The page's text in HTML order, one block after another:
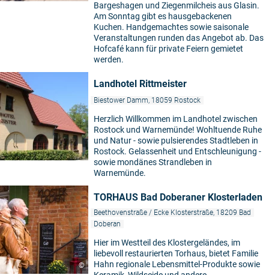
Bargeshagen und Ziegenmilcheis aus Glasin.
Am Sonntag gibt es hausgebackenen
Kuchen. Handgemachtes sowie saisonale
Veranstaltungen runden das Angebot ab. Das
Hofcafé kann für private Feiern gemietet
werden.
Landhotel Rittmeister
Biestower Damm, 18059 Rostock
Herzlich Willkommen im Landhotel zwischen
Rostock und Warnemünde! Wohltuende Ruhe
und Natur - sowie pulsierendes Stadtleben in
Rostock. Gelassenheit und Entschleunigung -
sowie mondänes Strandleben in
Warnemünde.
©
TORHAUS Bad Doberaner Klosterladen
Beethovenstraße / Ecke Klosterstraße, 18209 Bad
Doberan
Hier im Westteil des Klostergeländes, im
liebevoll restaurierten Torhaus, bietet Familie
Hahn regionale Lebensmittel-Produkte sowie